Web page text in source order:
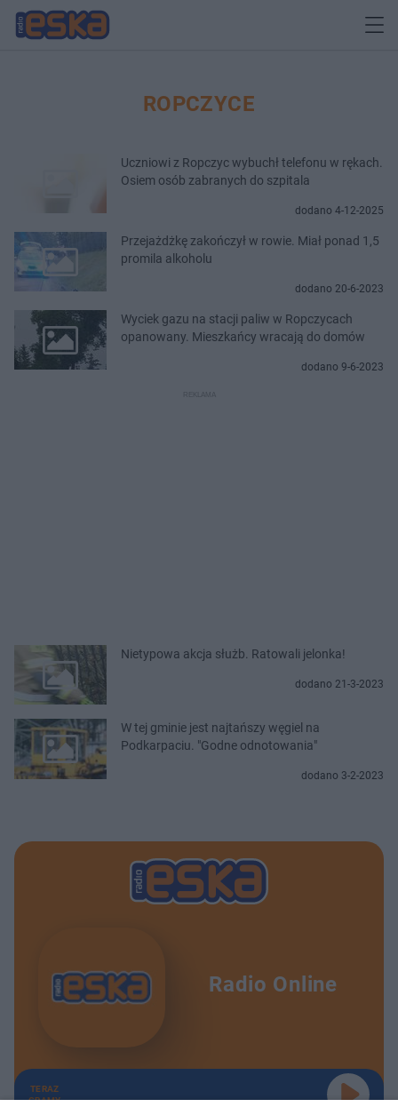
ROPCZYCE
Uczniowi z Ropczyc wybuchł telefonu w rękach.
Osiem osób zabranych do szpitala
dodano 4-12-2025
Przejażdżkę zakończył w rowie. Miał ponad 1,5
promila alkoholu
dodano 20-6-2023
Wyciek gazu na stacji paliw w Ropczycach
opanowany. Mieszkańcy wracają do domów
dodano 9-6-2023
Nietypowa akcja służb. Ratowali jelonka!
dodano 21-3-2023
W tej gminie jest najtańszy węgiel na
Podkarpaciu. "Godne odnotowania"
dodano 3-2-2023
Radio Online
TERAZ
GRAMY